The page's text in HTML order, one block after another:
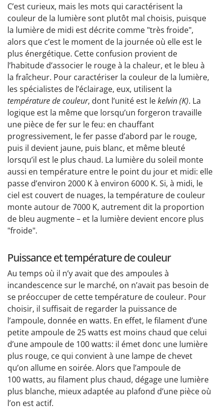
C’est curieux, mais les mots qui caractérisent la
couleur de la lumière sont plutôt mal choisis, puisque
la lumière de midi est décrite comme "très froide",
alors que c’est le moment de la journée où elle est le
plus énergétique. Cette confusion provient de
l’habitude d’associer le rouge à la chaleur, et le bleu à
la fraîcheur. Pour caractériser la couleur de la lumière,
les spécialistes de l’éclairage, eux, utilisent la
température de couleur, dont l’unité est lekelvin (K). La
logique est la même que lorsqu’un forgeron travaille
une pièce de fer sur le feu: en chauffant
progressivement, le fer passe d’abord par le rouge,
puis il devient jaune, puis blanc, et même bleuté
lorsqu’il est le plus chaud. La lumière du soleil monte
aussi en température entre le point du jour et midi: elle
passe d’environ 2000 K à environ 6000 K. Si, à midi, le
ciel est couvert de nuages, la température de couleur
monte autour de 7000 K, autrement dit la proportion
de bleu augmente – et la lumière devient encore plus
"froide".
Puissance et température de couleur
Au temps où il n’y avait que des ampoules à
incandescence sur le marché, on n’avait pas besoin de
se préoccuper de cette température de couleur. Pour
choisir, il suffisait de regarder la puissance de
l’ampoule, donnée en watts. En effet, le filament d’une
petite ampoule de 25 watts est moins chaud que celui
d’une ampoule de 100 watts: il émet donc une lumière
plus rouge, ce qui convient à une lampe de chevet
qu’on allume en soirée. Alors que l’ampoule de
100 watts, au filament plus chaud, dégage une lumière
plus blanche, mieux adaptée au plafond d’une pièce où
l’on est actif.